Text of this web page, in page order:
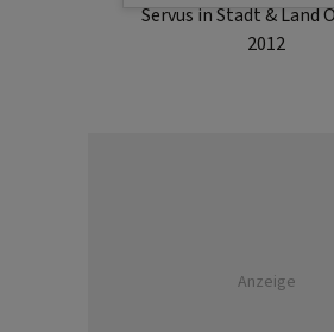
Servus in Stadt & Land
2012
Anzeige